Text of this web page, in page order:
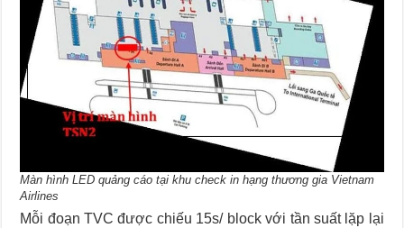
Màn hình LED quảng cáo tại khu check in hạng thương gia Vietnam
Airlines
Mỗi đoạn TVC được chiếu 15s/ block với tần suất lặp lại